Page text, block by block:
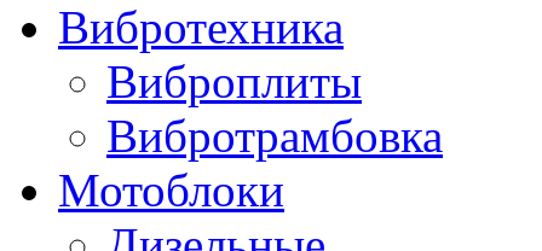
Вибротехника
Виброплиты
Вибротрамбовка
Мотоблоки